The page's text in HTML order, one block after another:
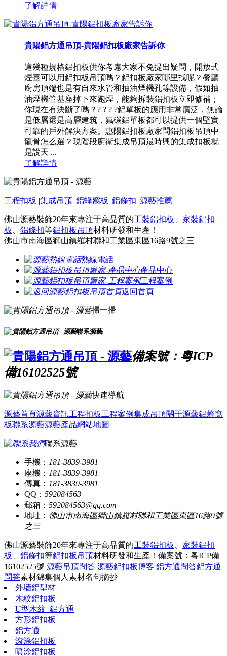
了解詳情
貴陽鋁方通吊頂-貴陽鋁扣板廠家告訴你
這幾種規格鋁扣板供你考慮大家不免提出疑問，開放式
煙臺可以用鋁扣板吊頂嗎？鋁扣板廠家哪里找呢？餐廳
廚房頂端也是有自來水管和抽油煙機孔等設備，假如抽
油煙機管基座掉下來跑煙，能夠拆裝鋁扣板立即修補；
你現在有決斷了嗎？? ? ? ?鋁單板的應用非常廣泛，無論
是低層還是高層建筑，氟碳鋁單板都可以提供一個堅實
可靠的戶外解決方案。惠陽鋁扣板廠家問鋁扣板吊頂中
龍骨怎么選？現階段廚衛集成吊頂最時興的集成扣板就
是說天 ...
了解詳情
工程扣板 |集成吊頂 |鋁蜂窩板 |鋁條扣 |源藝推薦 |
佛山源藝裝飾20年來專注于高品質的工裝鋁扣板
家裝鋁扣
板
鋁條扣等鋁扣板吊頂材料研發和生產！
佛山市南海區獅山鎮羅村聯和工業區東區16路9號之三
熱線電話
產品中心
工程案例
返回首頁
掃一掃
聯系源藝
備案號：粵ICP
備16102525號
快速導航
源藝首頁源藝資訊工程扣板工程案例集成吊頂關于源藝鋁蜂窩
板聯系源藝源藝產品網站地圖
聯系源藝
手機： 181-3839-3981
座機： 181-3839-3981
傳真： 181-3839-3981
QQ： 592084563
郵箱： 592084563@qq.com
地址： 佛山市南海區獅山鎮羅村聯和工業區東區16路9號
之三
佛山源藝裝飾20年來專注于高品質的工裝鋁扣板 、 家裝鋁扣
板 、 鋁條扣等鋁扣板吊頂材料研發和生產！ 備案號：粵ICP備
16102525號 源藝吊頂問答 源藝鋁扣板博客 鋁方通問答鋁方通
問答素材錦集個人素材名句摘抄
外墻鋁型材
木紋鋁扣板
U型木紋_鋁方通
方形鋁扣板
鋁方通
滾涂鋁扣板
噴涂鋁扣板